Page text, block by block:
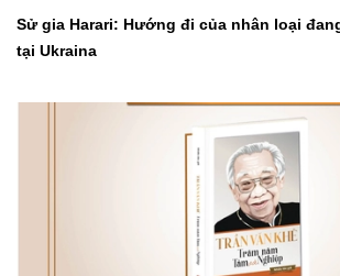
Sử gia Harari: Hướng đi của nhân loại
tại Ukraina